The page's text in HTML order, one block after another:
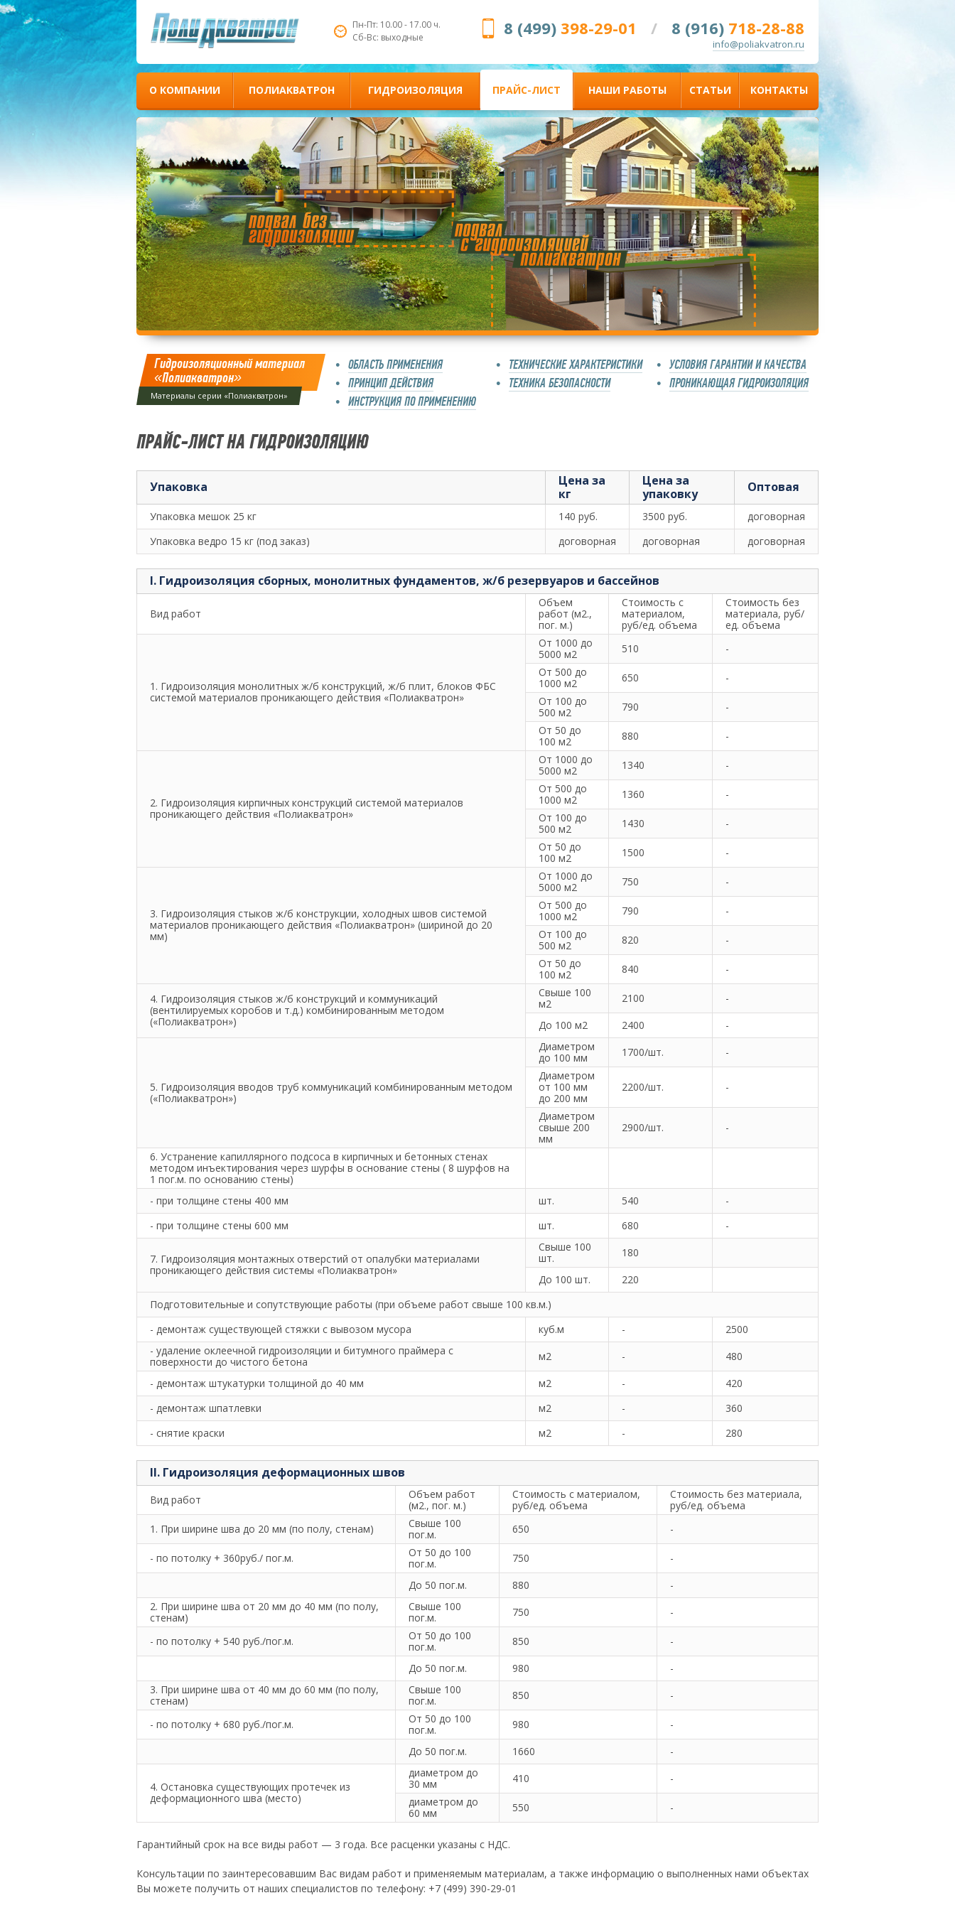
Пн-Пт: 10.00 - 17.00 ч.
Сб-Вс: выходные
8 (499) 398-29-01 / 8 (916) 718-28-88
info@poliakvatron.ru
О КОМПАНИИ ПОЛИАКВАТРОН ГИДРОИЗОЛЯЦИЯ ПРАЙС-ЛИСТ НАШИ РАБОТЫ СТАТЬИ КОНТАКТЫ
Гидроизоляционный материал
«Полиакватрон»
Материалы серии «Полиакватрон»
ОБЛАСТЬ ПРИМЕНЕНИЯ ТЕХНИЧЕСКИЕ ХАРАКТЕРИСТИКИ
УСЛОВИЯ ГАРАНТИИ И КАЧЕСТВА
ПРИНЦИП ДЕЙСТВИЯ
ТЕХНИКА БЕЗОПАСНОСТИ
ПРОНИКАЮЩАЯ ГИДРОИЗОЛЯЦИЯ
ИНСТРУКЦИЯ ПО ПРИМЕНЕНИЮ
ПРАЙС-ЛИСТ НА ГИДРОИЗОЛЯЦИЮ
Упаковка
Цена за
кг
Цена за
упаковку
Оптовая
Упаковка мешок 25 кг 140 руб. 3500 руб.
договорная
Упаковка ведро 15 кг (под заказ)
договорная договорная договорная
I. Гидроизоляция сборных, монолитных фундаментов, ж/б резервуаров и бассейнов
Вид работ
Объем
работ (м2.,
пог. м.)
Стоимость с
материалом,
руб/ед. объема
Стоимость без
материала, руб/
ед. объема
1. Гидроизоляция монолитных ж/б конструкций, ж/б плит, блоков ФБС
системой материалов проникающего действия «Полиакватрон»
От 1000 до
5000 м2
510
-
От 500 до
1000 м2
650
-
От 100 до
500 м2
790
-
От 50 до
100 м2
880 -
2. Гидроизоляция кирпичных конструкций системой материалов
проникающего действия «Полиакватрон»
От 1000 до
5000 м2
1340
-
От 500 до
1000 м2
1360
-
От 100 до
500 м2
1430
-
От 50 до
100 м2
1500 -
3. Гидроизоляция стыков ж/б конструкции, холодных швов системой
материалов проникающего действия «Полиакватрон» (шириной до 20
мм)
От 1000 до
5000 м2
750
-
От 500 до
1000 м2
790
-
От 100 до
500 м2
820
-
От 50 до
100 м2
840 -
4. Гидроизоляция стыков ж/б конструкций и коммуникаций
(вентилируемых коробов и т.д.) комбинированным методом
(«Полиакватрон»)
Свыше 100
м2
2100
-
До 100 м2
2400 -
5. Гидроизоляция вводов труб коммуникаций комбинированным методом
(«Полиакватрон»)
Диаметром
до 100 мм
1700/шт.
-
Диаметром
от 100 мм
до 200 мм
2200/шт. -
Диаметром
свыше 200
мм
2900/шт. -
6. Устранение капиллярного подсоса в кирпичных и бетонных стенах
методом инъектирования через шурфы в основание стены ( 8 шурфов на
1 пог.м. по основанию стены)
- при толщине стены 400 мм
шт. 540
-
- при толщине стены 600 мм
шт. 680 -
7. Гидроизоляция монтажных отверстий от опалубки материалами
проникающего действия системы «Полиакватрон»
Свыше 100
шт.
180
До 100 шт.
220
Подготовительные и сопутствующие работы (при объеме работ свыше 100 кв.м.)
- демонтаж существующей стяжки с вывозом мусора
куб.м -
2500
- удаление оклеечной гидроизоляции и битумного праймера с
поверхности до чистого бетона
м2 -
480
- демонтаж штукатурки толщиной до 40 мм
м2 -
420
- демонтаж шпатлевки
м2 -
360
- снятие краски
м2 - 280
II. Гидроизоляция деформационных швов
Вид работ
Объем работ
(м2., пог. м.)
Стоимость с материалом,
руб/ед. объема
Стоимость без материала,
руб/ед. объема
1. При ширине шва до 20 мм (по полу, стенам)
Свыше 100
пог.м.
650 -
- по потолку + 360руб./ пог.м.
От 50 до 100
пог.м.
750
-
До 50 пог.м.
880
-
2. При ширине шва от 20 мм до 40 мм (по полу,
стенам)
Свыше 100
пог.м.
750 -
- по потолку + 540 руб./пог.м.
От 50 до 100
пог.м.
850
-
До 50 пог.м.
980
-
3. При ширине шва от 40 мм до 60 мм (по полу,
стенам)
Свыше 100
пог.м.
850 -
- по потолку + 680 руб./пог.м.
От 50 до 100
пог.м.
980
-
До 50 пог.м.
1660 -
4. Остановка существующих протечек из
деформационного шва (место)
диаметром до
30 мм
410
-
диаметром до
60 мм
550 -
Гарантийный срок на все виды работ — 3 года. Все расценки указаны с НДС.
Консультации по заинтересовавшим Вас видам работ и применяемым материалам, а также информацию о выполненных нами объектах
Вы можете получить от наших специалистов по телефону: +7 (499) 390-29-01